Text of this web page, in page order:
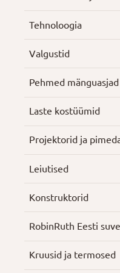
Tehnoloogia
Valgustid
Pehmed mänguasjad
Laste kostüümid
Projektorid ja
Leiutised
Konstruktorid
RobinRuth Eesti
Kruusid ja termosed